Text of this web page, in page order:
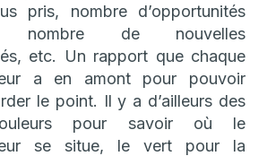
pris, nombre d’opportunités
nombre de nouvelles
etc. Un rapport que chaque
a en amont pour pouvoir
le point. Il y a d’ailleurs des
pour savoir où le
se situe, le vert pour la